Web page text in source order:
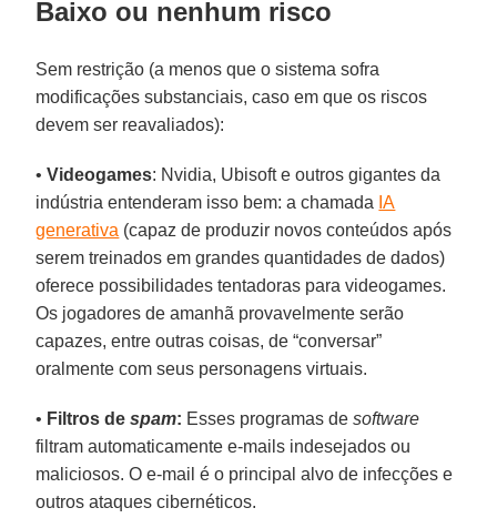
Baixo ou nenhum risco
Sem restrição (a menos que o sistema sofra
modificações substanciais, caso em que os riscos
devem ser reavaliados):
•Videogames: Nvidia, Ubisoft e outros gigantes da
indústria entenderam isso bem: a chamada IA
generativa (capaz de produzir novos conteúdos após
serem treinados em grandes quantidades de dados)
oferece possibilidades tentadoras para videogames.
Os jogadores de amanhã provavelmente serão
capazes, entre outras coisas, de “conversar”
oralmente com seus personagens virtuais.
• Filtros de spam: Esses programas desoftware
filtram automaticamente e-mails indesejados ou
maliciosos. O e-mail é o principal alvo de infecções e
outros ataques cibernéticos.